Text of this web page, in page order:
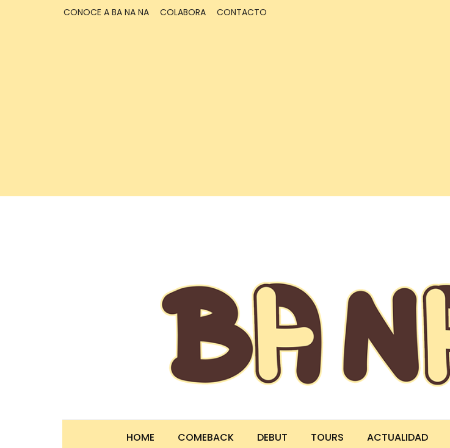
CONOCE A BA NA NA COLABORA CONTACTO
HOME COMEBACK DEBUT TOURS ACTUALIDAD